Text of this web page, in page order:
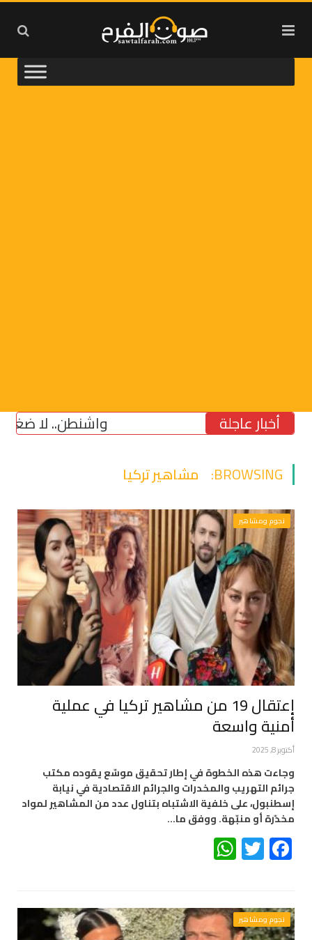
أخبار عاجلة واشنطن.. لا ضغط على
BROWSING: مشاهير تركيا
نجوم ومشاهير
إعتقال 19 من مشاهير تركيا في عملية
أمنية واسعة
أكتوبر 8, 2025
وجاءت هذه الخطوة في إطار تحقيق موسّع يقوده مكتب
جرائم التهريب والمخدرات والجرائم الاقتصادية في نيابة
إسطنبول، على خلفية الاشتباه بتناول عدد من المشاهير لمواد
مخدّرة أو منبّهة. ووفق ما…
Facebook
Twitter
نجوم ومشاهير